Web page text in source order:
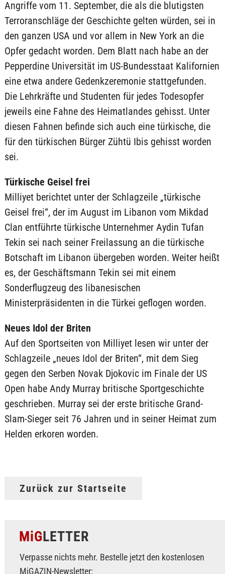
Angriffe vom 11. September, die als die blutigsten
Terroranschläge der Geschichte gelten würden, sei in
den ganzen USA und vor allem in New York an die
Opfer gedacht worden. Dem Blatt nach habe an der
Pepperdine Universität im US-Bundesstaat Kalifornien
eine etwa andere Gedenkzeremonie stattgefunden.
Die Lehrkräfte und Studenten für jedes Todesopfer
jeweils eine Fahne des Heimatlandes gehisst. Unter
diesen Fahnen befinde sich auch eine türkische, die
für den türkischen Bürger Zühtü Ibis gehisst worden
sei.
Türkische Geisel frei
Milliyet berichtet unter der Schlagzeile „türkische
Geisel frei“, der im August im Libanon vom Mikdad
Clan entführte türkische Unternehmer Aydin Tufan
Tekin sei nach seiner Freilassung an die türkische
Botschaft im Libanon übergeben worden. Weiter heißt
es, der Geschäftsmann Tekin sei mit einem
Sonderflugzeug des libanesischen
Ministerpräsidenten in die Türkei geflogen worden.
Neues Idol der Briten
Auf den Sportseiten von Milliyet lesen wir unter der
Schlagzeile „neues Idol der Briten“, mit dem Sieg
gegen den Serben Novak Djokovic im Finale der US
Open habe Andy Murray britische Sportgeschichte
geschrieben. Murray sei der erste britische Grand-
Slam-Sieger seit 76 Jahren und in seiner Heimat zum
Helden erkoren worden.
Zurück zur Startseite
MiGLETTER
Verpasse nichts mehr. Bestelle jetzt den kostenlosen
MiGAZIN-Newsletter: